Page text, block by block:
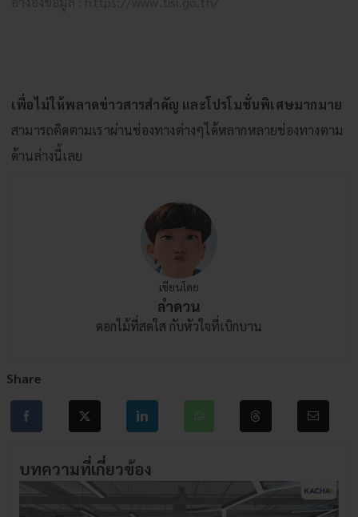
เพื่อไม่ให้พลาดข่าวสารสำคัญ และโปรโมชั่นพิเศษมากมาย
สามารถติดตามเราผ่านช่องทางต่างๆได้หลากหลายช่องทางตาม
ด้านล่างนี้เลย
เขียนโดย
ลำดวน
ดอกไม้ที่สดใส กับหัวใจที่เบิกบาน
Share
บทความที่เกี่ยวข้อง